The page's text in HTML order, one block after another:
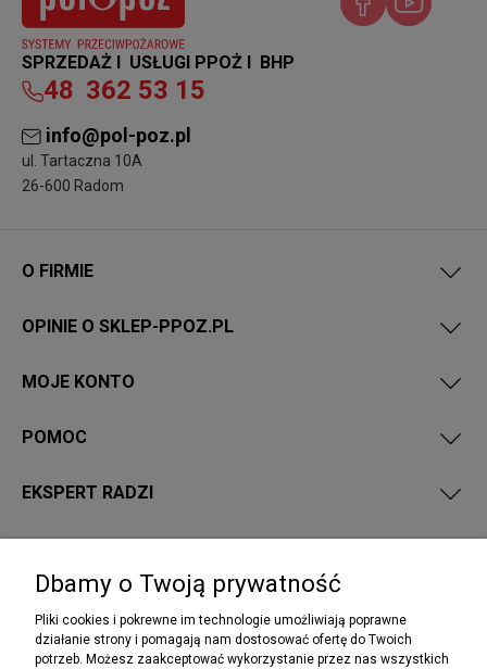
SPRZEDAŻ I USŁUGI PPOŻ I BHP
48 362 53 15
info@pol-poz.pl
ul. Tartaczna 10A
26-600 Radom
O FIRMIE
OPINIE O SKLEP-PPOZ.PL
MOJE KONTO
POMOC
EKSPERT RADZI
Dbamy o Twoją prywatność
Pliki cookies i pokrewne im technologie umożliwiają poprawne
działanie strony i pomagają nam dostosować ofertę do Twoich
potrzeb. Możesz zaakceptować wykorzystanie przez nas wszystkich